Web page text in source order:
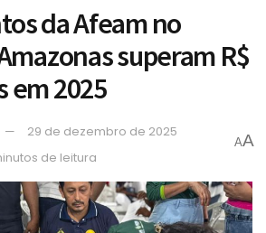
da Afeam no
superam R$
em 2025
29 de dezembro de 2025
de leitura
AA